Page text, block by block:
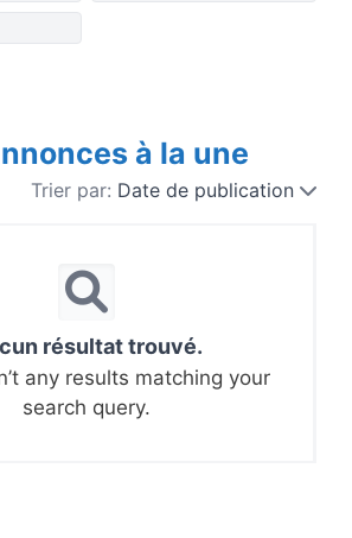
à la une
Trier par: Date de publication
résultat trouvé.
any results matching your
search query.